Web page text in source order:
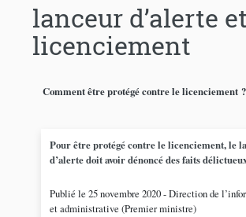
lanceur d’alerte et
licenciement
Comment être protégé contre le licenciement ?
Pour être protégé contre le licenciement, le
d’alerte doit avoir dénoncé des faits
Publié le 25 novembre 2020 - Direction de
et administrative (Premier ministre)